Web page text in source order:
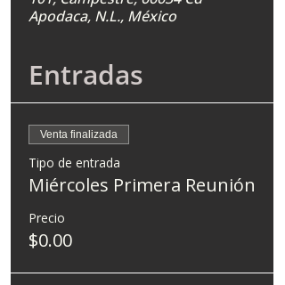
Apodaca, N.L., México
Entradas
Venta finalizada
Tipo de entrada
Miércoles Primera Reunión
Precio
$0.00